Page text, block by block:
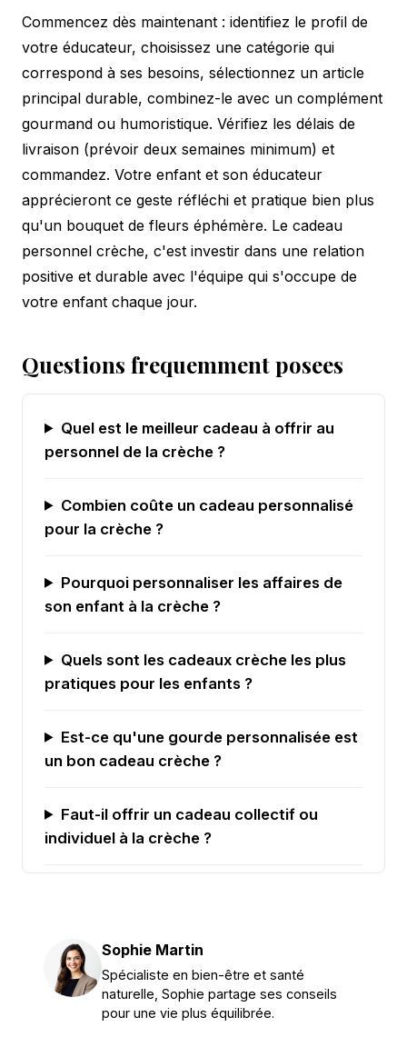
Commencez dès maintenant : identifiez le profil de
votre éducateur, choisissez une catégorie qui
correspond à ses besoins, sélectionnez un article
principal durable, combinez-le avec un complément
gourmand ou humoristique. Vérifiez les délais de
livraison (prévoir deux semaines minimum) et
commandez. Votre enfant et son éducateur
apprécieront ce geste réfléchi et pratique bien plus
qu'un bouquet de fleurs éphémère. Le cadeau
personnel crèche, c'est investir dans une relation
positive et durable avec l'équipe qui s'occupe de
votre enfant chaque jour.
Questions frequemment posees
Quel est le meilleur cadeau à offrir au
personnel de la crèche ?
Combien coûte un cadeau personnalisé
pour la crèche ?
Pourquoi personnaliser les affaires de
son enfant à la crèche ?
Quels sont les cadeaux crèche les plus
pratiques pour les enfants ?
Est-ce qu'une gourde personnalisée est
un bon cadeau crèche ?
Faut-il offrir un cadeau collectif ou
individuel à la crèche ?
Sophie Martin
Spécialiste en bien-être et santé
naturelle, Sophie partage ses conseils
pour une vie plus équilibrée.